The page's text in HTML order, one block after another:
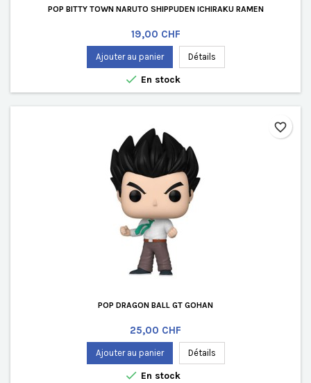
POP BITTY TOWN NARUTO SHIPPUDEN ICHIRAKU RAMEN
Prix
19,00 CHF
Ajouter au panier Détails
 En stock
POP DRAGON BALL GT GOHAN
Prix
25,00 CHF
Ajouter au panier Détails
 En stock
favorite_border